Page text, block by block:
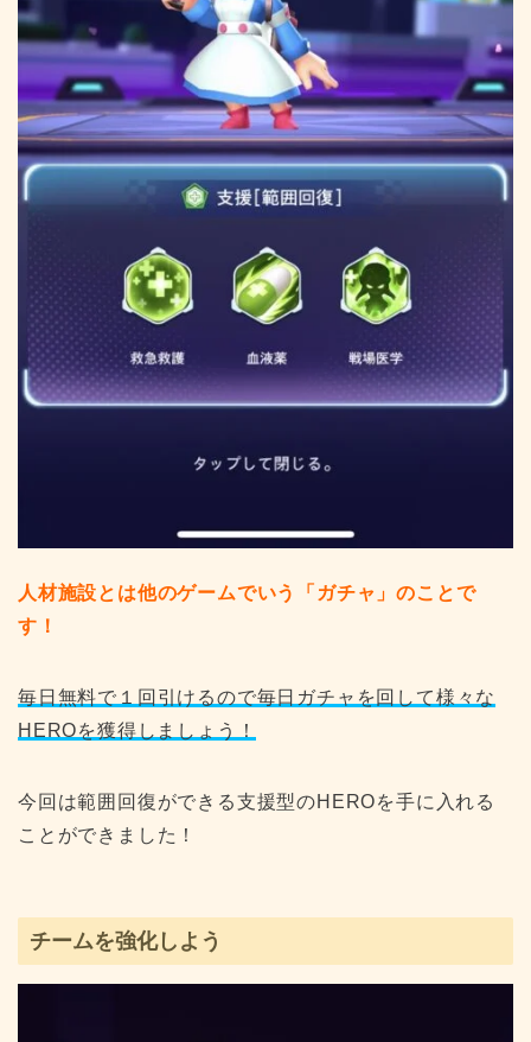
人材施設とは他のゲームでいう「ガチャ」のことで
す！
毎日無料で１回引けるので毎日ガチャを回して様々な
HEROを獲得しましょう！
今回は範囲回復ができる支援型のHEROを手に入れる
ことができました！
チームを強化しよう